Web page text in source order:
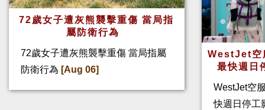
72歲女子遭灰熊襲擊重傷 當局指
屬防衛行為
72歲女子遭灰熊襲擊重傷 當局指屬
防衛行為 [Aug 06]
WestJet空
最快週日
WestJet空
快週日停工